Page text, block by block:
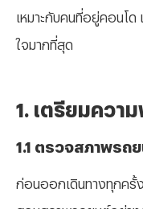
เหมาะกับคนที่อยู่คอนโด
ใจมากที่สุด
1. เตรียมควา
1.1 ตรวจสภาพรถ
ก่อนออกเดินทางทุกครั้